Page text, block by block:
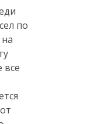
по
все